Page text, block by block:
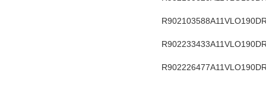
R902103588
R902233433
R902226477